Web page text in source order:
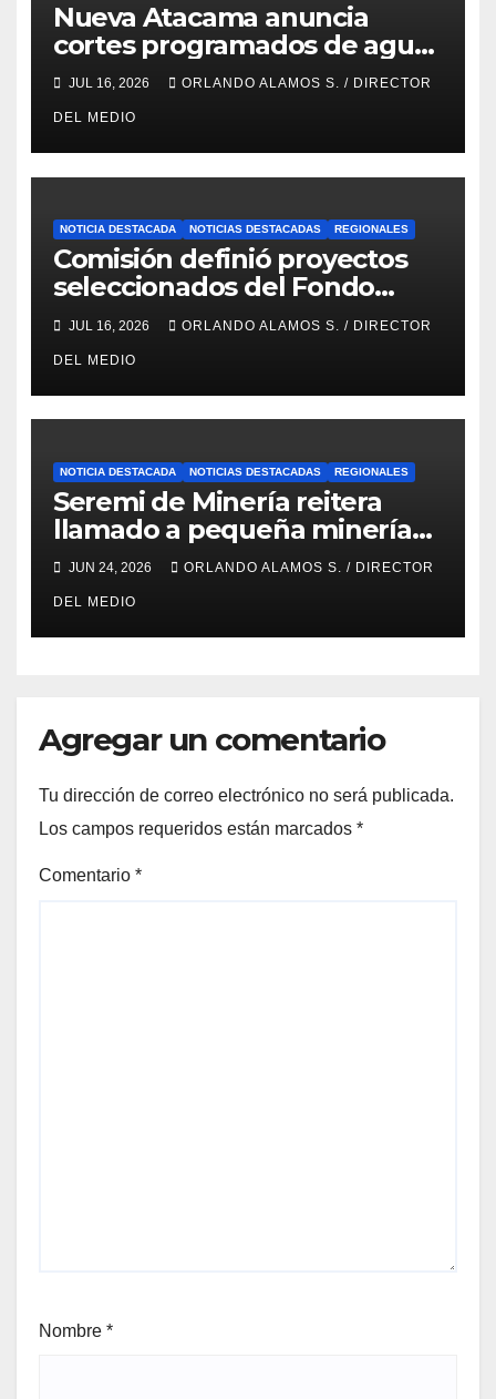
Nueva Atacama anuncia
cortes programados de agua
potable en Copiapó y Caldera:
revisa fechas, horarios y
sectores
JUL 16, 2026 ORLANDO ALAMOS S. / DIRECTOR
DEL MEDIO
NOTICIA DESTACADA NOTICIAS DESTACADAS REGIONALES
Comisión definió proyectos
seleccionados del Fondo
Concursable 2026 de Nueva
Atacama
JUL 16, 2026 ORLANDO ALAMOS S. / DIRECTOR
DEL MEDIO
NOTICIA DESTACADA NOTICIAS DESTACADAS REGIONALES
Seremi de Minería reitera
llamado a pequeña minería
para postulaciones PAMMA
Equipa y Desarrolla 2026
JUN 24, 2026 ORLANDO ALAMOS S. / DIRECTOR
DEL MEDIO
Agregar un comentario
Tu dirección de correo electrónico no será publicada.
Los campos requeridos están marcados *
Comentario *
Nombre *